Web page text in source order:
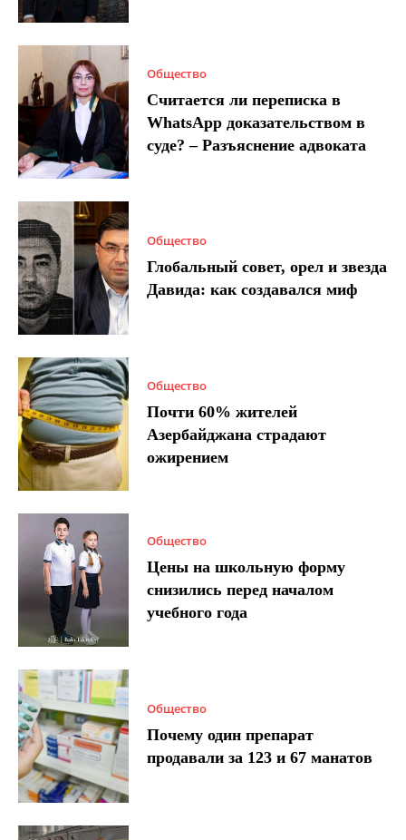
Общество
Считается ли переписка в
WhatsApp доказательством в
суде? – Разъяснение адвоката
Общество
Глобальный совет, орел и звезда
Давида: как создавался миф
Общество
Почти 60% жителей
Азербайджана страдают
ожирением
Общество
Цены на школьную форму
снизились перед началом
учебного года
Общество
Почему один препарат
продавали за 123 и 67 манатов